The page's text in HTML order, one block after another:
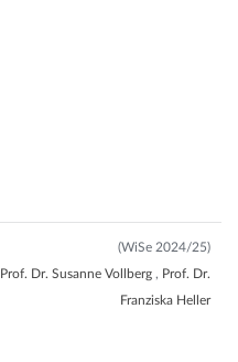
(WiSe 2024/25)
Prof. Dr. Susanne Vollberg , Prof. Dr.
Franziska Heller